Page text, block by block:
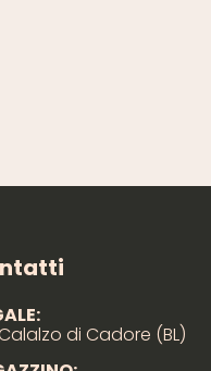
di Cadore (BL)